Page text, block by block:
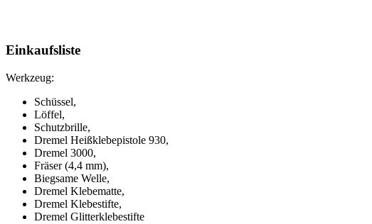
Einkaufsliste
Werkzeug:
Schüssel,
Löffel,
Schutzbrille,
Dremel Heißklebepistole 930,
Dremel 3000,
Fräser (4,4 mm),
Biegsame Welle,
Dremel Klebematte,
Dremel Klebestifte,
Dremel Glitterklebestifte